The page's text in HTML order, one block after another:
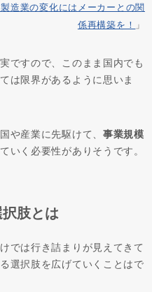
造業の変化にはメーカーとの関
係再構築を！ 」
ですので、このまま国内でも
は限界があるように思いま
や産業に先駆けて、 事業規模
いく必要性がありそうです。
択肢とは
では行き詰まりが見えてきて
選択肢を広げていくことはで